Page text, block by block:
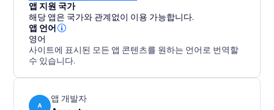
앱 지원 국가
해당 앱은 국가와 관계없이 이용 가능합니다.
앱 언어
영어
사이트에 표시된 모든 앱 콘텐츠를 원하는 언어로 번역할
수 있습니다.
A
앱 개발자